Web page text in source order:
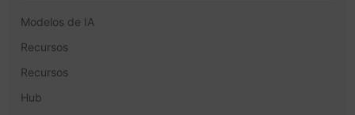
Modelos de IA
Recursos
Recursos
Hub